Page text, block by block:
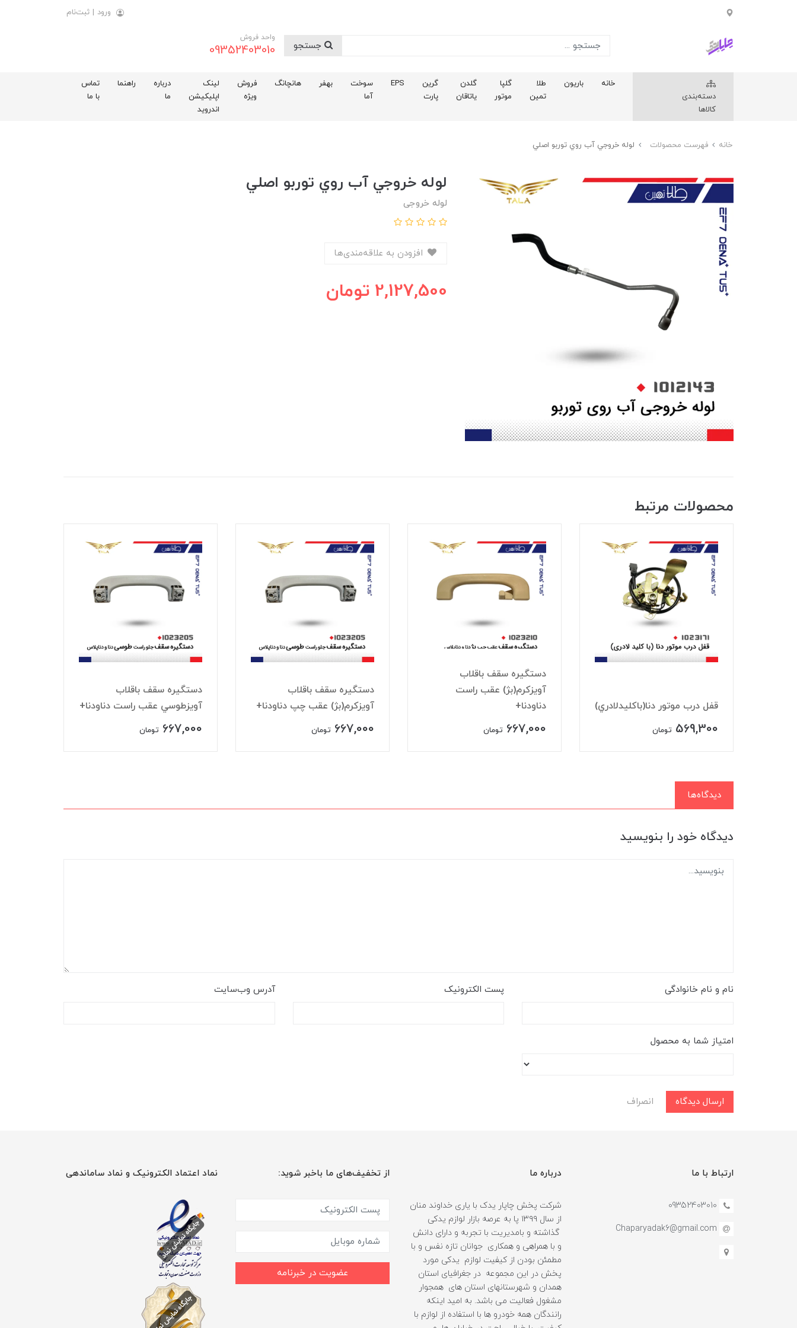
ورود | ثبت‌نام
واحد فروش
09352403010
دسته‌بندی
کالاها
خانه باریون
طلا
تمین
گلپا
موتور
گلدن
یاتاقان
گرین
پارت
EPS
سوخت
آما
بهفر هانچانگ
فروش
ویژه
لینک
اپلیکیشن
اندروید
درباره
ما
راهنما
تماس
با ما
خانه فهرست محصولات لوله خروجي آب روي توربو اصلي
لوله خروجي آب روي توربو اصلي
لوله خروجی
2,127,500 تومان
محصولات مرتبط
قفل درب موتور دنا(باکليدلادري)
569,300 تومان
دستگيره سقف باقلاب
آويزکرم(بژ) عقب راست
دناودنا+
667,000 تومان
دستگيره سقف باقلاب
آويزکرم(بژ) عقب چپ دناودنا+
667,000 تومان
دستگيره سقف باقلاب
آويزطوسي عقب راست دناودنا+
667,000 تومان
دیدگاه‌ها
دیدگاه خود را بنویسید
نام و نام خانوادگی پست الکترونیک آدرس وب‌سایت
امتیاز شما به محصول
ارسال دیدگاه انصراف
ارتباط با ما
09352403010
Chaparyadak6@gmail.com
درباره ما
شرکت پخش چاپار یدک با یاری خداوند منان
از سال ۱۳۹۹ پا به عرصه بازار لوازم یدکی
گذاشته و بامدیریت با تجربه و دارای دانش
و با همراهی و همکاری جوانان تازه نفس و با
مطمئن بودن از کیفیت لوازم یدکی مورد
پخش در این مجموعه در جغرافیای استان
همدان و شهرستانهای استان های همجوار
مشغول فعالیت می باشد. به امید اینکه
رانندگان همه خودرو ها با استفاده از لوازم با
از تخفیف‌های ما باخبر شوید:
عضویت در خبرنامه
نماد اعتماد الکترونیک و نماد ساماندهی